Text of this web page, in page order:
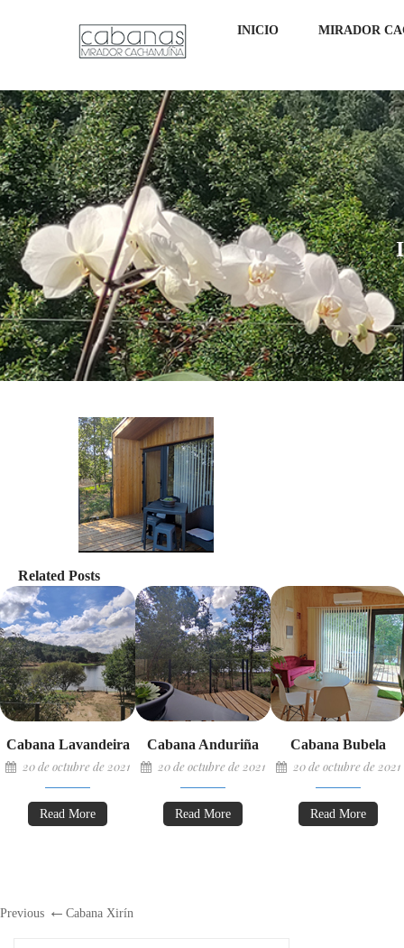
INICIO MIRADOR
Related Posts
Cabana Lavandeira
20 de octubre de 2021
Read More
Cabana Anduriña
20 de octubre de 2021
Read More
Cabana Bubela
20 de octubre de 2021
Read More
Previous Cabana Xirín